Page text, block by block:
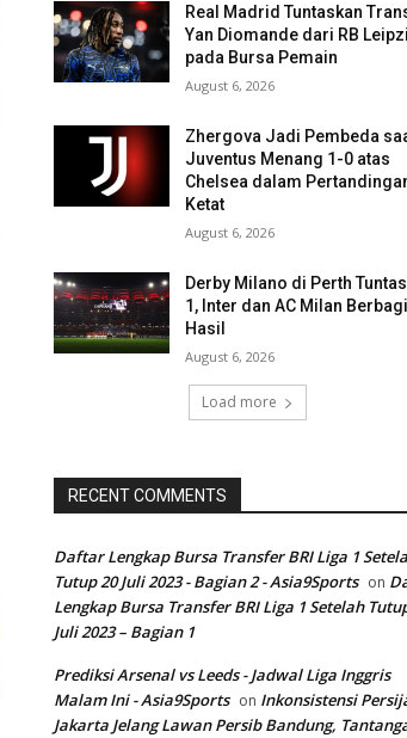
Real Madrid Tuntaskan
Yan Diomande dari RB
pada Bursa Pemain
August 6, 2026
Zhergova Jadi Pembeda
Juventus Menang 1-0 atas
Chelsea dalam
Ketat
August 6, 2026
Derby Milano di Perth
1, Inter dan AC Milan Berbagi
Hasil
August 6, 2026
Load more
RECENT COMMENTS
Daftar Lengkap Bursa Transfer BRI Liga 1
Tutup 20 Juli 2023 - Bagian 2 - Asia9Sports on
Lengkap Bursa Transfer BRI Liga 1 Setelah
Juli 2023 – Bagian 1
Prediksi Arsenal vs Leeds - Jadwal Liga Inggris
Malam Ini - Asia9Sports on Inkonsistensi
Jakarta Jelang Lawan Persib Bandung,